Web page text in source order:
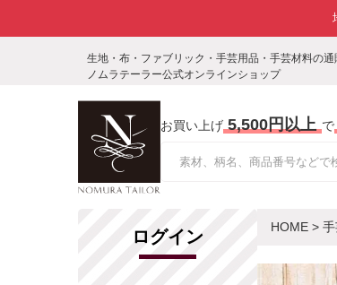
生地・布・ファブリック・手芸用品・手芸材料の通
ノムラテーラー公式オンラインショップ
お買い上げ 5,500円以上 で
ログイン HOME >